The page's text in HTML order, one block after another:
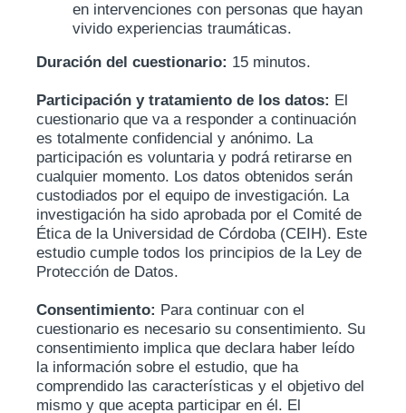
en intervenciones con personas que hayan
vivido experiencias traumáticas.
Duración del cuestionario: 15 minutos.
Participación y tratamiento de los datos: El
cuestionario que va a responder a continuación
es totalmente confidencial y anónimo. La
participación es voluntaria y podrá retirarse en
cualquier momento. Los datos obtenidos serán
custodiados por el equipo de investigación. La
investigación ha sido aprobada por el Comité de
Ética de la Universidad de Córdoba (CEIH). Este
estudio cumple todos los principios de la Ley de
Protección de Datos.
Consentimiento: Para continuar con el
cuestionario es necesario su consentimiento. Su
consentimiento implica que declara haber leído
la información sobre el estudio, que ha
comprendido las características y el objetivo del
mismo y que acepta participar en él. El